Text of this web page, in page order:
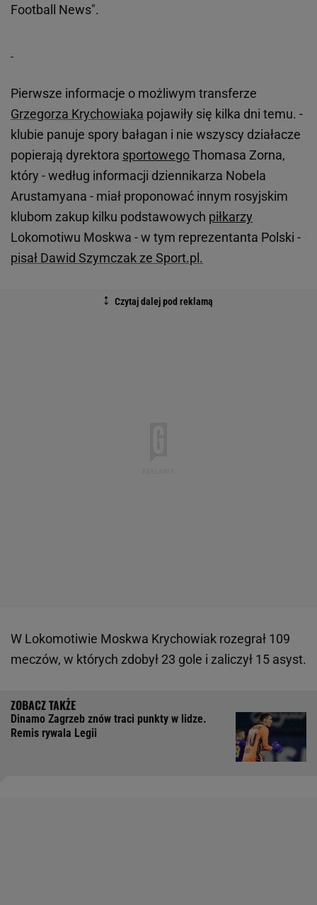
Football News".
Pierwsze informacje o możliwym transferze
Grzegorza Krychowiaka pojawiły się kilka dni temu. -
klubie panuje spory bałagan i nie wszyscy działacze
popierają dyrektora sportowegoThomasa Zorna,
który - według informacji dziennikarza Nobela
Arustamyana - miał proponować innym rosyjskim
klubom zakup kilku podstawowych piłkarzy
Lokomotiwu Moskwa - w tym reprezentanta Polski -
pisał Dawid Szymczak ze Sport.pl.
W Lokomotiwie Moskwa Krychowiak rozegrał 109
meczów, w których zdobył 23 gole i zaliczył 15 asyst.
Dinamo Zagrzeb znów traci punkty w lidze.
Remis rywala Legii